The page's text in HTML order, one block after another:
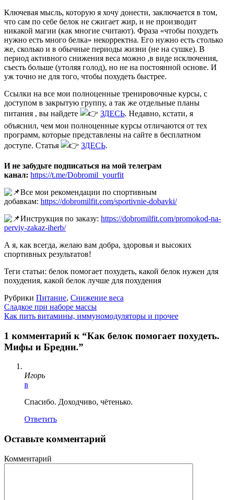
Ключевая мысль, которую я хочу донести, заключается в том,
что сам по себе белок не сжигает жир, и не производит
никакой магии (как многие считают). Фраза «чтобы похудеть
нужно есть много белка» некорректна. Его нужно есть столько
же, сколько и в обычные периоды жизни (не на сушке). В
период активного снижения веса можно ,в виде исключения,
съесть больше (утоляя голод), но не на постоянной основе. И
уж точно не для того, чтобы похудеть быстрее.
Ссылки на все мои полноценные тренировочные курсы, с
доступом в закрытую группу, а так же отдельные планы
питания , вы найдете
ЗДЕСЬ. Недавно, кстати, я
объяснил, чем мои полноценные курсы отличаются от тех
программ, которые представлены на сайте в бесплатном
доступе. Статья
ЗДЕСЬ.
И не забудьте подписаться на мой телеграм
канал: https://t.me/Dobromil_yourfit
Все мои рекомендации по спортивным
добавкам: https://dobromilfit.com/sportivnie-dobavki/
Инструкция по заказу: https://dobromilfit.com/promokod-na-
perviy-zakaz-iherb/
А я, как всегда, желаю вам добра, здоровья и высоких
спортивных результатов!
Теги статьи: белок помогает похудеть, какой белок нужен для
похудения, какой белок лучше для похудения
Рубрики Питание, Снижение веса
Сладкое при наборе массы
Как пить витамины, иммуномодуляторы и прочее
1 комментарий к “Как белок помогает похудеть.
Мифы и Бредни.”
Игорь
в
Спасибо. Доходчиво, чётенько.
Ответить
Оставьте комментарий
Комментарий